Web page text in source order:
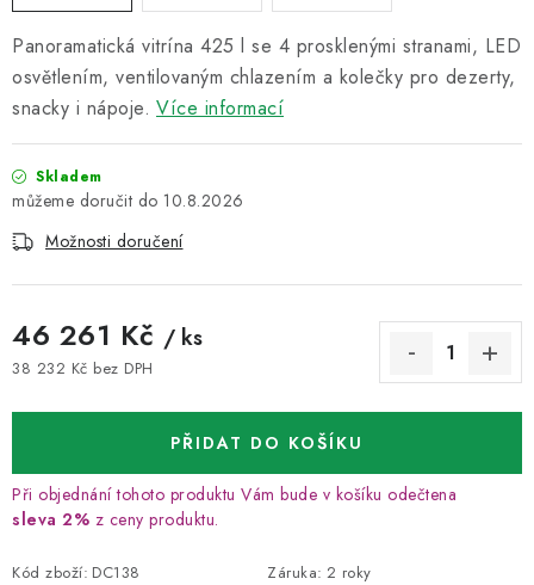
Panoramatická vitrína 425 l se 4 prosklenými stranami, LED
osvětlením, ventilovaným chlazením a kolečky pro dezerty,
snacky i nápoje. Více informací
Skladem
10.8.2026
Možnosti doručení
46 261 Kč / ks
38 232 Kč bez DPH
PŘIDAT DO KOŠÍKU
Při objednání tohoto produktu Vám bude v košíku odečtena
sleva 2% z ceny produktu.
Kód zboží: DC138 Záruka: 2 roky